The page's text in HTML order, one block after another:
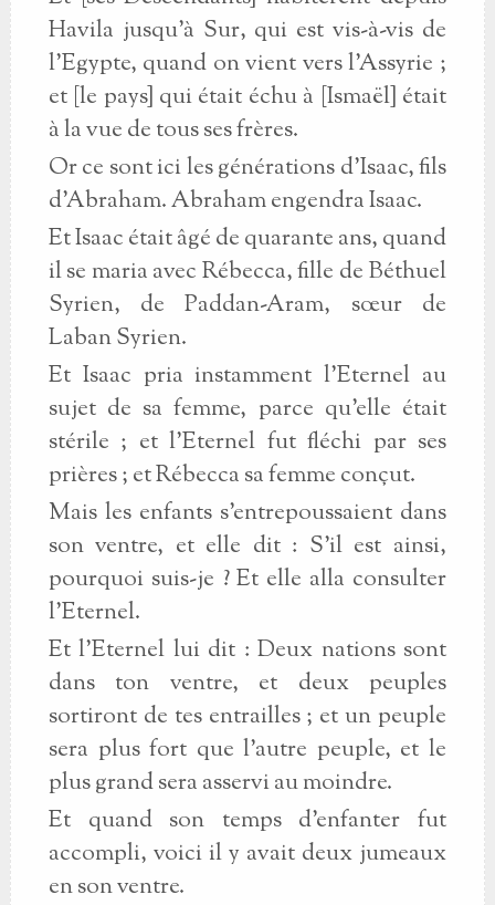
Havila jusqu’à Sur, qui est vis-à-vis de
l’Egypte, quand on vient vers l’Assyrie ;
et [le pays] qui était échu à [Ismaël] était
à la vue de tous ses frères.
Or ce sont ici les générations d’Isaac, fils
d’Abraham. Abraham engendra Isaac.
Et Isaac était âgé de quarante ans, quand
il se maria avec Rébecca, fille de Béthuel
Syrien, de Paddan-Aram, sœur de
Laban Syrien.
Et Isaac pria instamment l’Eternel au
sujet de sa femme, parce qu’elle était
stérile ; et l’Eternel fut fléchi par ses
prières ; et Rébecca sa femme conçut.
Mais les enfants s’entrepoussaient dans
son ventre, et elle dit : S’il est ainsi,
pourquoi suis-je ? Et elle alla consulter
l’Eternel.
Et l’Eternel lui dit : Deux nations sont
dans ton ventre, et deux peuples
sortiront de tes entrailles ; et un peuple
sera plus fort que l’autre peuple, et le
plus grand sera asservi au moindre.
Et quand son temps d’enfanter fut
accompli, voici il y avait deux jumeaux
en son ventre.